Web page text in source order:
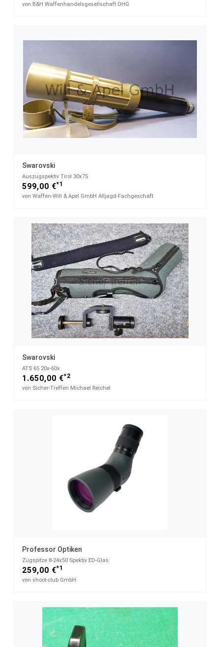
von B&H Waffenhandelsgesellschaft OHG
Swarovski
Auszugspektiv Tirol 30x75
599,00 €*1
von Waffen-Will & Apel GmbH Alljagd-Fachgeschäft
Swarovski
ATS 65 20x-60x
1.650,00 €*2
von Sicher-Treffen Michael Reichel
Professor Optiken
Zugspitze 8-24x50 Spektiv ED-Glas
259,00 €*1
von shoot-club GmbH